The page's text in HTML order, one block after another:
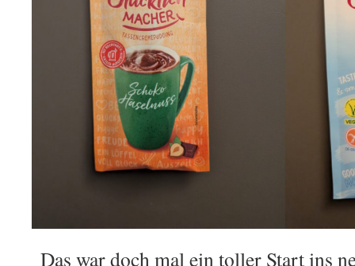
Das war doch mal ein toller Start ins